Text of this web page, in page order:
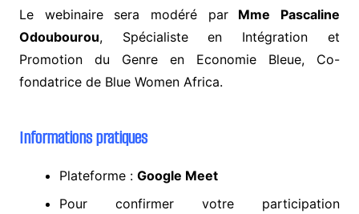
Le webinaire sera modéré parMme Pascaline
Odoubourou, Spécialiste en Intégration et
Promotion du Genre en Economie Bleue, Co-
fondatrice de Blue Women Africa.
Informations pratiques
Plateforme : Google Meet
Pour confirmer votre participation